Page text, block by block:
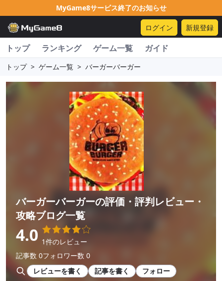
MyGame8サービス終了のお知らせ
ログイン 新規登録
トップ ランキング ゲーム一覧 ガイド
トップ > ゲーム一覧 > バーガーバーガー
バーガーバーガーの評価・評判レビュー・
攻略ブログ一覧
4.0 1件のレビュー
記事数 0フォロワー数 0
レビューを書く
記事を書く フォロー